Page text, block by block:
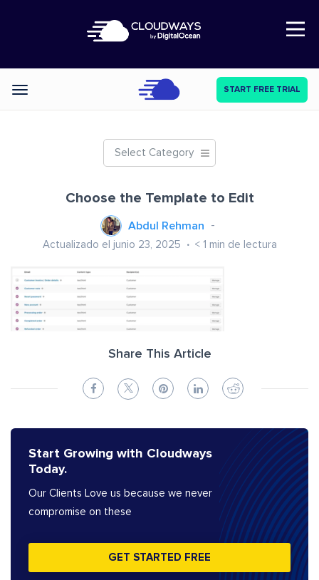
Open Nav
Categories START FREE TRIAL
Select Category
Choose the Template to Edit
Abdul Rehman
Actualizado el junio 23, 2025 < 1 min de lectura
Share This Article
Start Growing with Cloudways
Today.
Our Clients Love us because we never
compromise on these
GET STARTED FREE